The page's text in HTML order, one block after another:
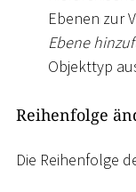
Ebenen zur
Ebene
Objekttyp
Reihenfolge
Die Reihenfolge